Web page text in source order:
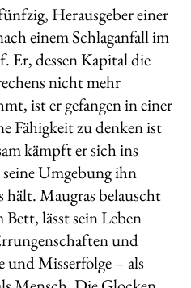
Herausgeber einer
einem Schlaganfall im
Er, dessen Kapital die
nicht mehr
ist er gefangen in einer
Fähigkeit zu denken ist
kämpft er sich ins
Umgebung ihn
Maugras belauscht
Bett, lässt sein Leben
und
und Misserfolge – als